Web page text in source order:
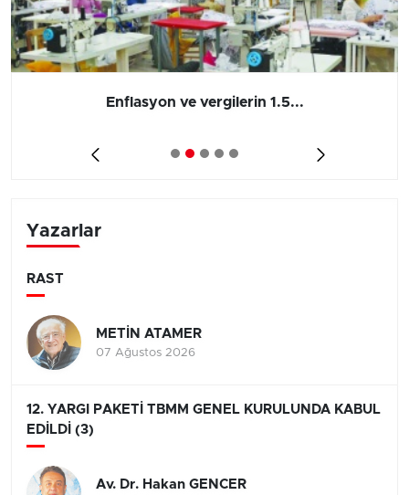
Enflasyon ve vergilerin 1.5...
Yazarlar
RAST
METİN ATAMER
07 Ağustos 2026
12. YARGI PAKETİ TBMM GENEL KURULUNDA KABUL
EDİLDİ (3)
Av. Dr. Hakan GENCER